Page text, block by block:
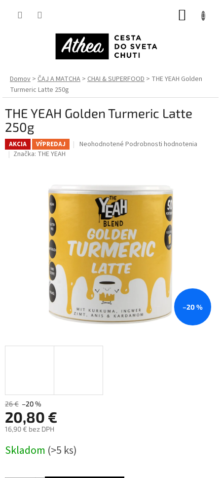
Domov ČAJ A MATCHA CHAI & SUPERFOOD
THE YEAH Golden
Turmeric Latte 250g
THE YEAH Golden Turmeric Latte
250g
AKCIA VÝPREDAJ
Priemerné
z
hviezdičiek.
Neohodnotené Podrobnosti hodnotenia
Značka: THE YEAH
–20 %
26 € –20 %
20,80 €
16,90 € bez DPH
cena:
Skladom (>5 ks)